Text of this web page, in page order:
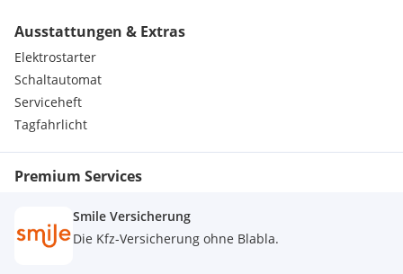
Ausstattungen & Extras
Elektrostarter
Schaltautomat
Serviceheft
Tagfahrlicht
Premium Services
Smile Versicherung
Die Kfz-Versicherung ohne Blabla.